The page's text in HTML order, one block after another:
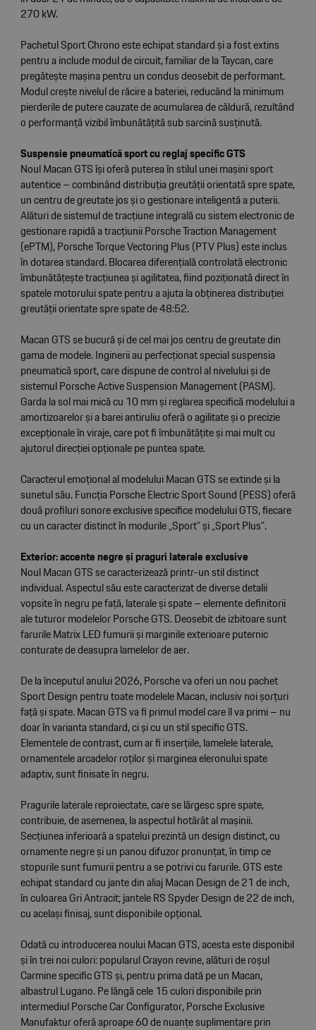
270 kW.
Pachetul Sport Chrono este echipat standard și a fost extins
pentru a include modul de circuit, familiar de la Taycan, care
pregătește mașina pentru un condus deosebit de performant.
Modul crește nivelul de răcire a bateriei, reducând la minimum
pierderile de putere cauzate de acumularea de căldură, rezultând
o performanță vizibil îmbunătățită sub sarcină susținută.
Suspensie pneumatică sport cu reglaj specific GTS
Noul Macan GTS își oferă puterea în stilul unei mașini sport
autentice – combinând distribuția greutății orientată spre spate,
un centru de greutate jos și o gestionare inteligentă a puterii.
Alături de sistemul de tracțiune integrală cu sistem electronic de
gestionare rapidă a tracțiunii Porsche Traction Management
(ePTM), Porsche Torque Vectoring Plus (PTV Plus) este inclus
în dotarea standard. Blocarea diferențială controlată electronic
îmbunătățește tracțiunea și agilitatea, fiind poziționată direct în
spatele motorului spate pentru a ajuta la obținerea distribuției
greutății orientate spre spate de 48:52.
Macan GTS se bucură și de cel mai jos centru de greutate din
gama de modele. Inginerii au perfecționat special suspensia
pneumatică sport, care dispune de control al nivelului și de
sistemul Porsche Active Suspension Management (PASM).
Garda la sol mai mică cu 10 mm și reglarea specifică modelului a
amortizoarelor și a barei antiruliu oferă o agilitate și o precizie
excepționale în viraje, care pot fi îmbunătățite și mai mult cu
ajutorul direcției opționale pe puntea spate.
Caracterul emoțional al modelului Macan GTS se extinde și la
sunetul său. Funcția Porsche Electric Sport Sound (PESS) oferă
două profiluri sonore exclusive specifice modelului GTS, fiecare
cu un caracter distinct în modurile „Sport” și „Sport Plus”.
Exterior: accente negre și praguri laterale exclusive
Noul Macan GTS se caracterizează printr-un stil distinct
individual. Aspectul său este caracterizat de diverse detalii
vopsite în negru pe față, laterale și spate – elemente definitorii
ale tuturor modelelor Porsche GTS. Deosebit de izbitoare sunt
farurile Matrix LED fumurii și marginile exterioare puternic
conturate de deasupra lamelelor de aer.
De la începutul anului 2026, Porsche va oferi un nou pachet
Sport Design pentru toate modelele Macan, inclusiv noi șorțuri
față și spate. Macan GTS va fi primul model care îl va primi – nu
doar în varianta standard, ci și cu un stil specific GTS.
Elementele de contrast, cum ar fi inserțiile, lamelele laterale,
ornamentele arcadelor roților și marginea eleronului spate
adaptiv, sunt finisate în negru.
Pragurile laterale reproiectate, care se lărgesc spre spate,
contribuie, de asemenea, la aspectul hotărât al mașinii.
Secțiunea inferioară a spatelui prezintă un design distinct, cu
ornamente negre și un panou difuzor pronunțat, în timp ce
stopurile sunt fumurii pentru a se potrivi cu farurile. GTS este
echipat standard cu jante din aliaj Macan Design de 21 de inch,
în culoarea Gri Antracit; jantele RS Spyder Design de 22 de inch,
cu același finisaj, sunt disponibile opțional.
Odată cu introducerea noului Macan GTS, acesta este disponibil
și în trei noi culori: popularul Crayon revine, alături de roșul
Carmine specific GTS și, pentru prima dată pe un Macan,
albastrul Lugano. Pe lângă cele 15 culori disponibile prin
intermediul Porsche Car Configurator, Porsche Exclusive
Manufaktur oferă aproape 60 de nuanțe suplimentare prin